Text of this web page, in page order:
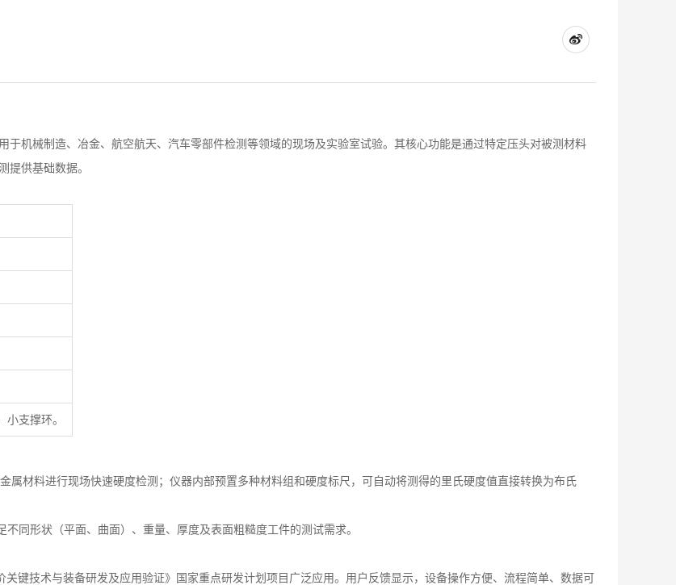
机械制造、冶金、航空航天、汽车零部件检测等领域的现场及实验室试验。其核心功能是通过特定压头对被测材料
提供基础数据。
支撑环。
属材料进行现场快速硬度检测；仪器内部预置多种材料组和硬度标尺，可自动将测得的里氏硬度值直接转换为布氏
同形状（平面、曲面）、重量、厚度及表面粗糙度工件的测试需求。
键技术与装备研发及应用验证》国家重点研发计划项目广泛应用。用户反馈显示，设备操作方便、流程简单、数据可